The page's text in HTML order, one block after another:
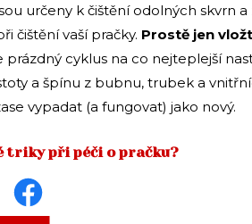
určeny k čištění odolných skvrn
čištění vaší pračky. Prostě jen
prázdný cyklus na co nejteplejší
a špínu z bubnu, trubek a
vypadat (a fungovat) jako nový.
triky při péči o pračku?